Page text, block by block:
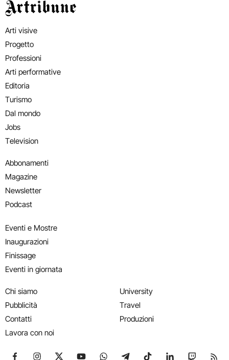
Artribune
Arti visive
Progetto
Professioni
Arti performative
Editoria
Turismo
Dal mondo
Jobs
Television
Abbonamenti
Magazine
Newsletter
Podcast
Eventi e Mostre
Inaugurazioni
Finissage
Eventi in giornata
Chi siamo
Pubblicità
Contatti
Lavora con noi
University
Travel
Produzioni
Seguici su Facebook
Seguici su Instagram
Seguici su X
Seguici su YouTube
Seguici su WhatsApp
Seguici su Telegram
Seguici su TikTok
Seguici su
Seguici